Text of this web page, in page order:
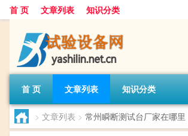
首 页 文章列表 知识分类
首 页 文章列表 知识分类
> 文章列表 > 常州瞬断测试台厂家在哪里